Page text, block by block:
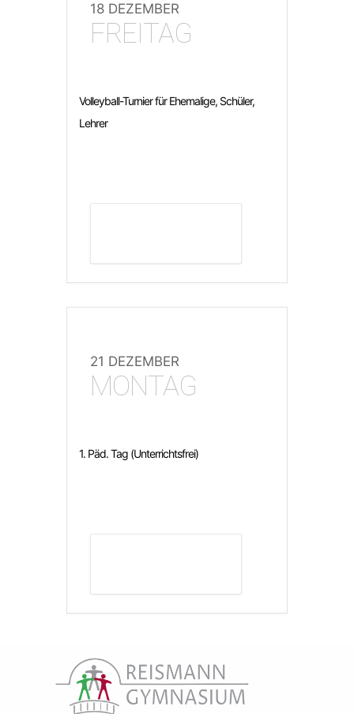
18 DEZEMBER
FREITAG
Volleyball-Turnier für Ehemalige, Schüler,
Lehrer
21 DEZEMBER
MONTAG
1. Päd. Tag (Unterrichtsfrei)